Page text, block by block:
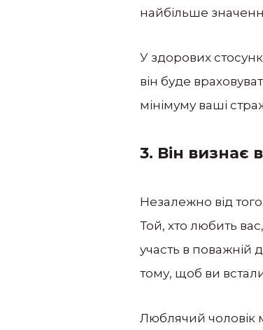
найбільше
У здорових
він буде
мінімуму ваші
3. Він визнає
Незалежно від
Той, хто любить
участь в поважній
тому, щоб ви
Люблячий чоловік